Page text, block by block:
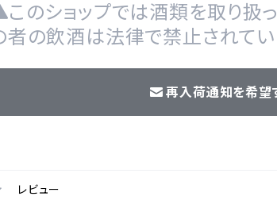
このショップでは酒類を取り扱
者の飲酒は法律で禁止されてい
再入荷通知を希望
レビュー